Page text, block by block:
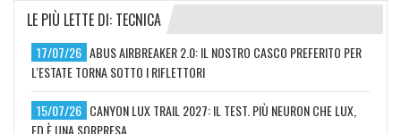
LE PIÙ LETTE DI: TECNICA
17/07/26 ABUS AIRBREAKER 2.0: IL NOSTRO CASCO PREFERITO PER
L'ESTATE TORNA SOTTO I RIFLETTORI
15/07/26 CANYON LUX TRAIL 2027: IL TEST. PIÙ NEURON CHE LUX,
ED È UNA SORPRESA